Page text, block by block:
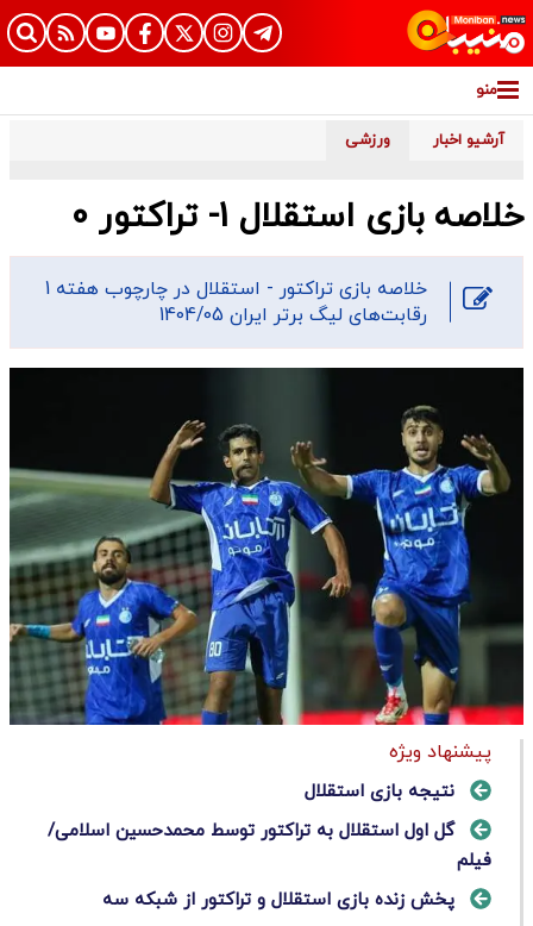
منو
آرشیو اخبار ورزشی
خلاصه بازی استقلال 1- تراکتور 0
خلاصه بازی تراکتور - استقلال در چارچوب هفته 1
رقابت‌های لیگ برتر ایران 1404/05
پیشنهاد ویژه
نتیجه بازی استقلال
گل اول استقلال به تراکتور توسط محمدحسین اسلامی/
فیلم
پخش زنده بازی استقلال و تراکتور از شبکه سه